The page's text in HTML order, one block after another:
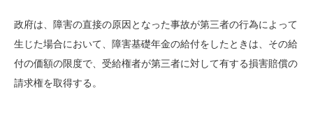
政府は、障害の直接の原因となった事故が第三者の行為によって
生じた場合において、障害基礎年金の給付をしたときは、その給
付の価額の限度で、受給権者が第三者に対して有する損害賠償の
請求権を取得する。